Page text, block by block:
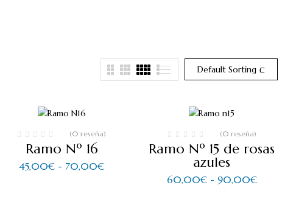
Default Sorting
(0 reseña)
Ramo Nº 16
45,00€ - 70,00€Rango
(0 reseña)
Ramo Nº 15 de rosas
azules
60,00€ - 90,00€Rango